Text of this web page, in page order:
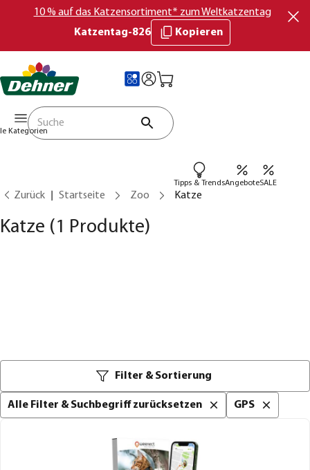
10 % auf das Katzensortiment* zum Weltkatzentag
Katzentag-826
Kopieren
Kategorien
Tipps & TrendsAngeboteSALE
Zurück Startseite Zoo Katze
Katze (1 Produkte)
Filter & Sortierung
Alle Filter & Suchbegriff zurücksetzen GPS